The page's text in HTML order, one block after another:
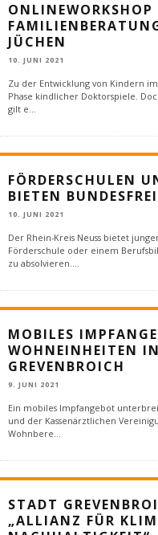
ONLINEWORKSHOP
JÜCHEN
10. JUNI 2021
Zu der Entwicklung von Kindern
Phase kindlicher Doktorspiele.
gilt e...
FÖRDERSCHULEN
BIETEN
10. JUNI 2021
Der Rhein-Kreis Neuss bietet
Förderschule oder einem
zu absolvieren....
MOBILES
OHNEINHEITEN IN
REVENBROICH
9. JUNI 2021
Ein mobiles Impfangebot
und der Kassenärztlichen
Wohnbere...
STADT
„ALLIANZ FÜR